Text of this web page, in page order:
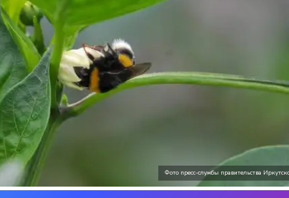
Фото пресс-службы правительства